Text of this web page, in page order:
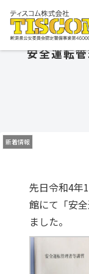
交通誘導、施設警備、
心安全を支えるプロフ
安全運転
新着情報
先日令和4年
館にて「安
ました。